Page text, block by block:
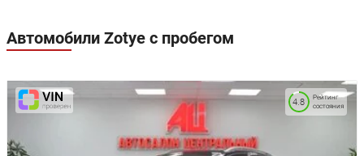
Автомобили Zotye с пробегом
Рейтинг
состояния
4.8